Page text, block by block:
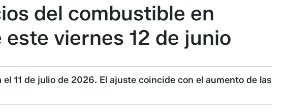
del combustible en
este viernes 12 de junio
11 de julio de 2026. El ajuste coincide con el aumento de las